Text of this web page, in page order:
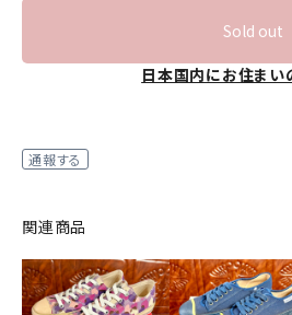
Sold out
日本国内にお住まい
通報する
関連商品